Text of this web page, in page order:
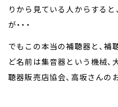
りから見ている人からする
が・・・
でもこの本当の補聴器と、補
ど名前は集音器という機械、
聴器販売店協会、高坂さんの